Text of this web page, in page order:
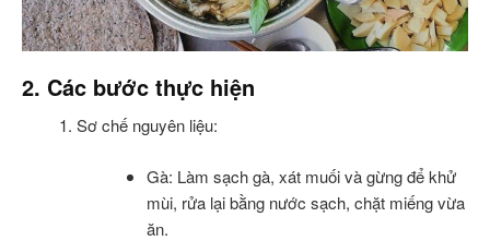
2. Các bước thực hiện
Sơ chế nguyên liệu:
Gà: Làm sạch gà, xát muối và gừng để khử
mùi, rửa lại bằng nước sạch, chặt miếng vừa
ăn.